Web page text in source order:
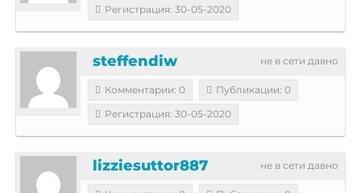
Регистрация: 30-05-2020
не в сети давно
steffendiw
Комментарии: 0
Публикации: 0
Регистрация: 30-05-2020
не в сети давно
lizziesuttor887